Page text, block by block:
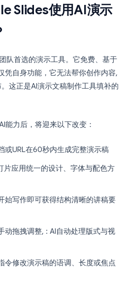
Slides使用AI演示
队首选的演示工具。它免费、基于
凭自身功能，它无法帮你创作内容,
这正是AI演示文稿制作工具填补的
能力后，将迎来以下改变：
或URL在60秒内生成完整演示稿
片应用统一的设计、字体与配色方
始写作即可获得结构清晰的讲稿要
动拖拽调整, : AI自动处理版式与视
令修改演示稿的语调、长度或焦点